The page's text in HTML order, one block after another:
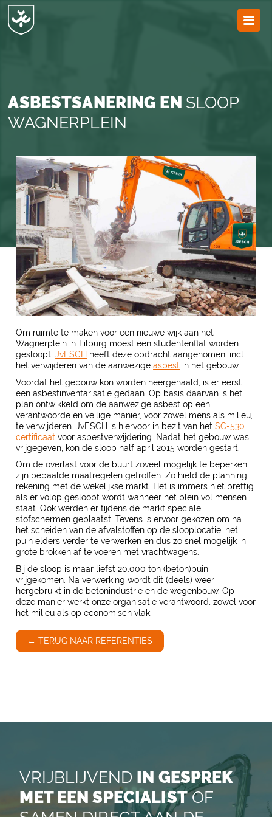
ASBESTSANERING EN SLOOP
WAGNERPLEIN
Om ruimte te maken voor een nieuwe wijk aan het
Wagnerplein in Tilburg moest een studentenflat worden
gesloopt.JvESCH heeft deze opdracht aangenomen, incl.
het verwijderen van de aanwezigeasbest in het gebouw.
Voordat het gebouw kon worden neergehaald, is er eerst
een asbestinventarisatie gedaan. Op basis daarvan is het
plan ontwikkeld om de aanwezige asbest op een
verantwoorde en veilige manier, voor zowel mens als milieu,
te verwijderen. JvESCH is hiervoor in bezit van hetSC-530
certificaat voor asbestverwijdering. Nadat het gebouw was
vrijgegeven, kon de sloop half april 2015 worden gestart.
Om de overlast voor de buurt zoveel mogelijk te beperken,
zijn bepaalde maatregelen getroffen. Zo hield de planning
rekening met de wekelijkse markt. Het is immers niet prettig
als er volop gesloopt wordt wanneer het plein vol mensen
staat. Ook werden er tijdens de markt speciale
stofschermen geplaatst. Tevens is ervoor gekozen om na
het scheiden van de afvalstoffen op de slooplocatie, het
puin elders verder te verwerken en dus zo snel mogelijk in
grote brokken af te voeren met vrachtwagens.
Bij de sloop is maar liefst 20.000 ton (beton)puin
vrijgekomen. Na verwerking wordt dit (deels) weer
hergebruikt in de betonindustrie en de wegenbouw. Op
deze manier werkt onze organisatie verantwoord, zowel voor
het milieu als op economisch vlak.
← TERUG NAAR REFERENTIES
VRIJBLIJVEND
IN GESPREK
MET EEN SPECIALISTOF